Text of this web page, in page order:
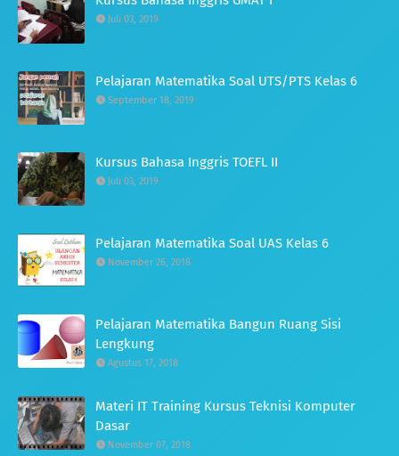
Juli 03, 2019
Pelajaran Matematika Soal UTS/PTS Kelas 6
September 18, 2019
Kursus Bahasa Inggris TOEFL II
Juli 03, 2019
Pelajaran Matematika Soal UAS Kelas 6
November 26, 2018
Pelajaran Matematika Bangun Ruang Sisi
Lengkung
Agustus 17, 2018
Materi IT Training Kursus Teknisi Komputer
Dasar
November 07, 2018